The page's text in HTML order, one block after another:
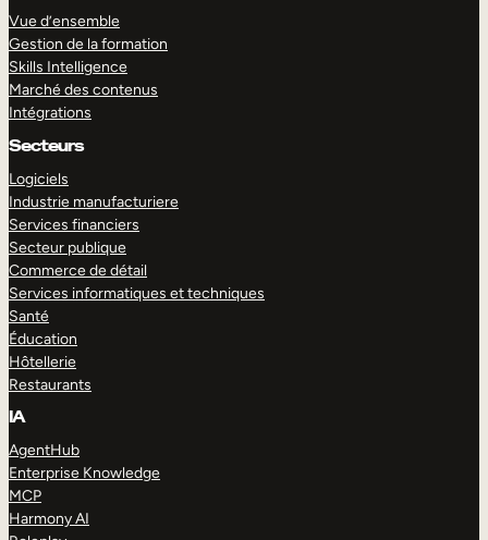
Vue d’ensemble
Gestion de la formation
Skills Intelligence
Marché des contenus
Intégrations
Secteurs
Logiciels
Industrie manufacturiere
Services financiers
Secteur publique
Commerce de détail
Services informatiques et techniques
Santé
Éducation
Hôtellerie
Restaurants
IA
AgentHub
Enterprise Knowledge
MCP
Harmony AI